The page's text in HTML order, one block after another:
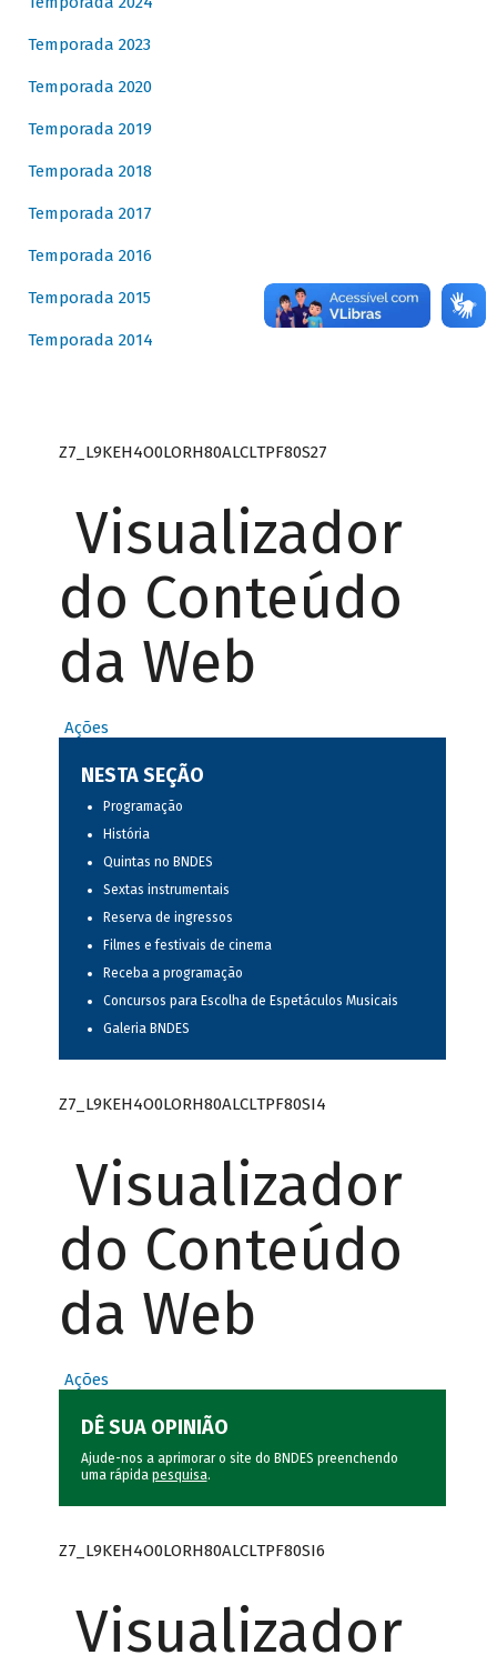
Temporada 2023
Temporada 2020
Temporada 2019
Temporada 2018
Temporada 2017
Temporada 2016
Temporada 2015
Temporada 2014
Z7_L9KEH4O0LORH80ALCLTPF80S27
Visualizador
do Conteúdo
da Web
Ações
NESTA SEÇÃO
Programação
História
Quintas no BNDES
Sextas instrumentais
Reserva de ingressos
Filmes e festivais de cinema
Receba a programação
Concursos para Escolha de Espetáculos Musicais
Galeria BNDES
Z7_L9KEH4O0LORH80ALCLTPF80SI4
Visualizador
do Conteúdo
da Web
Ações
DÊ SUA OPINIÃO
Ajude-nos a aprimorar o site do BNDES preenchendo
uma rápida pesquisa.
Z7_L9KEH4O0LORH80ALCLTPF80SI6
Visualizador